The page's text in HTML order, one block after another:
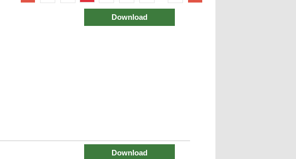
Download
Download